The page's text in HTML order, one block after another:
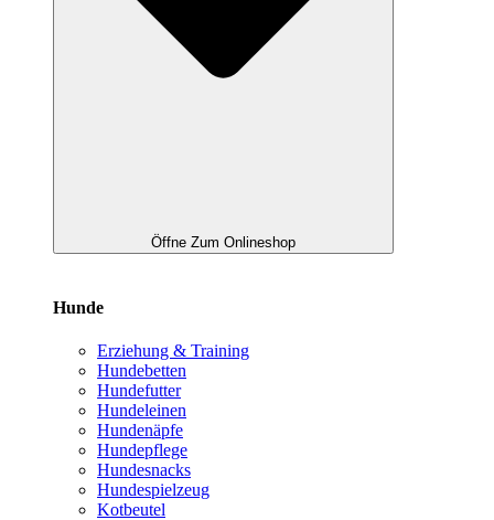
Öffne Zum Onlineshop
Hunde
Erziehung & Training
Hundebetten
Hundefutter
Hundeleinen
Hundenäpfe
Hundepflege
Hundesnacks
Hundespielzeug
Kotbeutel